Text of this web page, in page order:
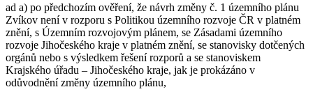
ad a) po předchozím ověření, že návrh změny č. 1 územního plánu
Zvíkov není v rozporu s Politikou územního rozvoje ČR v platném
znění, s Územním rozvojovým plánem, se Zásadami územního
rozvoje Jihočeského kraje v platném znění, se stanovisky dotčených
orgánů nebo s výsledkem řešení rozporů a se stanoviskem
Krajského úřadu – Jihočeského kraje, jak je prokázáno v
odůvodnění změny územního plánu,